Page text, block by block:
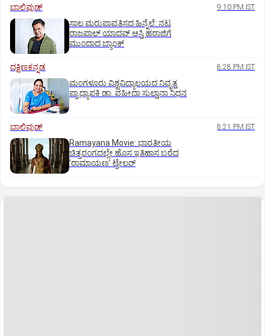
ಬಾಲಿವುಡ್‌ 9:10 PM IST
ಸಾಲ ಮರುಪಾವತಿಸದ ಹಿನ್ನೆಲೆ: ನಟ
ರಾಜಪಾಲ್ ಯಾದವ್‌ ಆಸ್ತಿ ಹರಾಜಿಗೆ
ಮುಂದಾದ ಬ್ಯಾಂಕ್
ದಕ್ಷಿಣಕನ್ನಡ 8:28 PM IST
ಮಂಗಳೂರು ವಿಶ್ವವಿದ್ಯಾಲಯದ ನಿವೃತ್ತ
ಪ್ರಾಧ್ಯಾಪಕಿ ಡಾ. ವಹೀದಾ ಸುಲ್ತಾನಾ ನಿಧನ
ಬಾಲಿವುಡ್‌ 8:21 PM IST
Ramayana Movie: ಭಾರತೀಯ
ಚಿತ್ರರಂಗದಲ್ಲೇ ಹೊಸ ಇತಿಹಾಸ ಬರೆದ
ʼರಾಮಾಯಣʼ ಟ್ರೇಲರ್